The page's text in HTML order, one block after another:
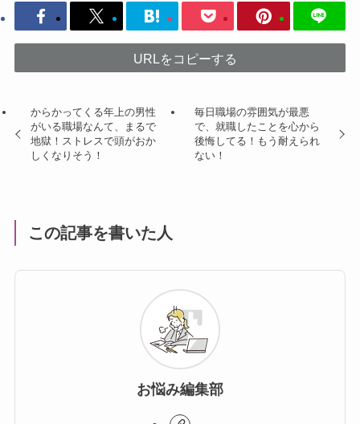
URLをコピーする
からかってくる年上の男性
がいる職場なんて、まるで
地獄！ストレスで頭がおか
しくなりそう！
毎日職場の雰囲気が最悪
で、就職したことを心から
後悔してる！もう耐えられ
ない！
この記事を書いた人
お悩み編集部